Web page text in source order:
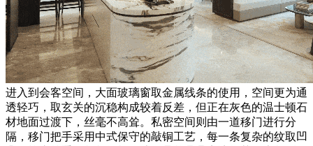
进入到会客空间，大面玻璃窗取金属线条的使用，空间更为通
透轻巧，取玄关的沉稳构成较着反差，但正在灰色的温士顿石
材地面过渡下，丝毫不高耸。私密空间则由一道移门进行分
隔，移门把手采用中式保守的敲铜工艺，每一条复杂的纹取凹